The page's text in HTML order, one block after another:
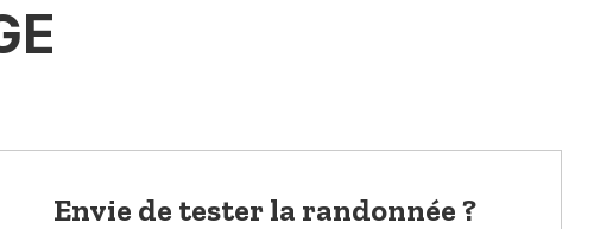
Envie de tester la randonnée ?